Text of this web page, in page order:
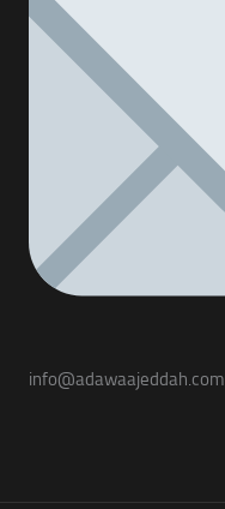
info@adawaajeddah.com